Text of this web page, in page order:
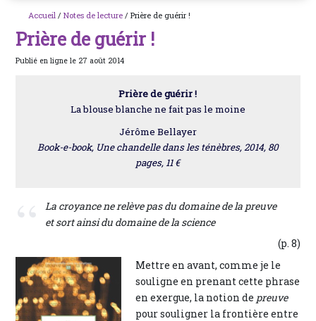
Accueil / Notes de lecture / Prière de guérir !
Prière de guérir !
Publié en ligne le 27 août 2014
Prière de guérir !
La blouse blanche ne fait pas le moine
Jérôme Bellayer
Book-e-book, Une chandelle dans les ténèbres, 2014, 80
pages, 11 €
La croyance ne relève pas du domaine de la preuve
et sort ainsi du domaine de la science
(p. 8)
Mettre en avant, comme je le
souligne en prenant cette phrase
en exergue, la notion de preuve
pour souligner la frontière entre